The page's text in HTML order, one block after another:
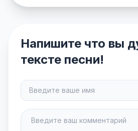
Напишите что вы
тексте песни!